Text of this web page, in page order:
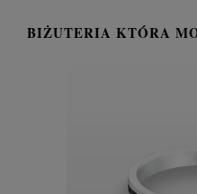
BIŻUTERIA KTÓRA